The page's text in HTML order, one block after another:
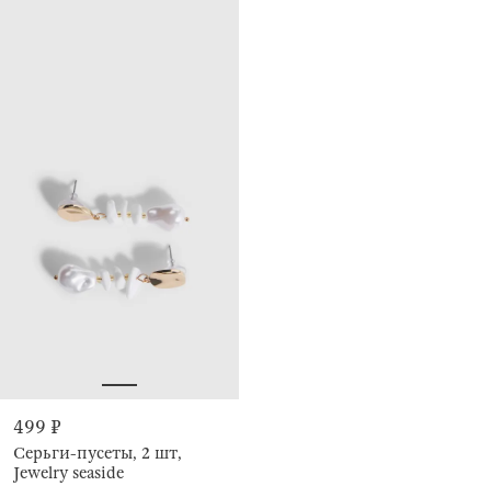
499 ₽
Серьги-пусеты, 2 шт,
Jewelry seaside